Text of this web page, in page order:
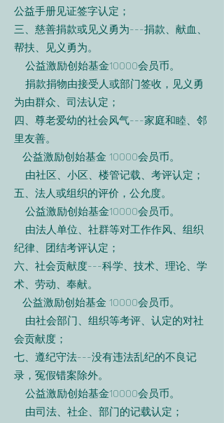
公益手册见证签字认定；
三、慈善捐款或见义勇为---捐款、献血、
帮扶、见义勇为。
公益激励创始基金10000会员币。
捐款捐物由接受人或部门签收，见义勇
为由群众、司法认定；
四、尊老爱幼的社会风气---家庭和睦、邻
里友善。
公益激励创始基金 10000会员币。
由社区、小区、楼管记载、考评认定；
五、法人或组织的评价，公允度。
公益激励创始基金10000会员币。
由法人单位、社群等对工作作风、组织
纪律、团结考评认定；
六、社会贡献度---科学、技术、理论、学
术、劳动、奉献。
公益激励创始基金 10000会员币。
由社会部门、组织等考评、认定的对社
会贡献度；
七、遵纪守法---没有违法乱纪的不良记
录，冤假错案除外。
公益激励创始基金10000会员币。
由司法、社企、部门的记载认定；